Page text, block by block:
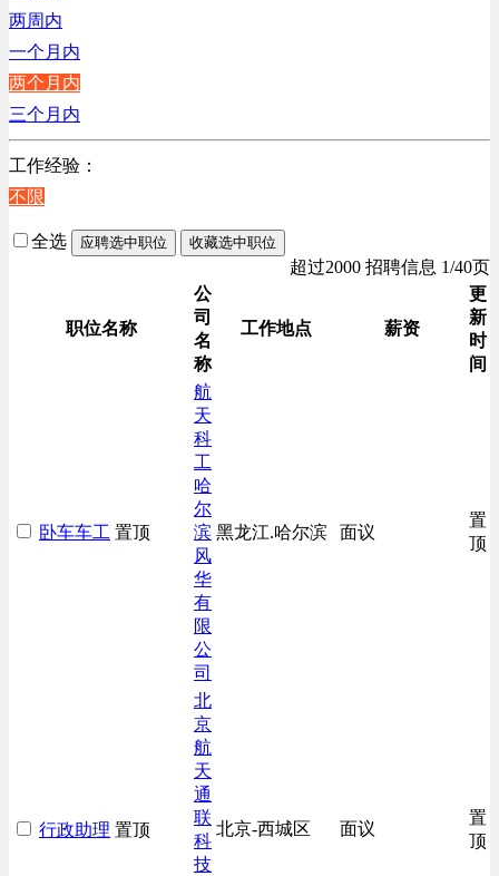
高级管理类
电子/电器/半导体类
电力电气/能源/自动化
程序/语言开发类
行政/后勤/文秘类
销售类
人力资源类
互联网/电子商务/游戏类
建筑装潢/市政建设类
通信/移动互联网/手机类
技工/维修类
两周内
一个月内
两个月内
三个月内
工作经验：
不限
全选 应聘选中职位 收藏选中职位
超过2000 招聘信息 1/40页
职位名称
公
司
名
称
工作地点 薪资
更
新
时
间
卧车车工 置顶
航
天
科
工
哈
尔
滨
风
华
有
限
公
司
黑龙江.哈尔滨 面议
置
顶
行政助理 置顶
北
京
航
天
通
联
科
技
北京-西城区 面议
置
顶